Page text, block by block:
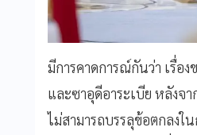
มีการคาดการณ์กันว่า เรื่อ
และซาอุดีอาระเบีย หลังจ
ไม่สามารถบรรลุข้อตกลงใ